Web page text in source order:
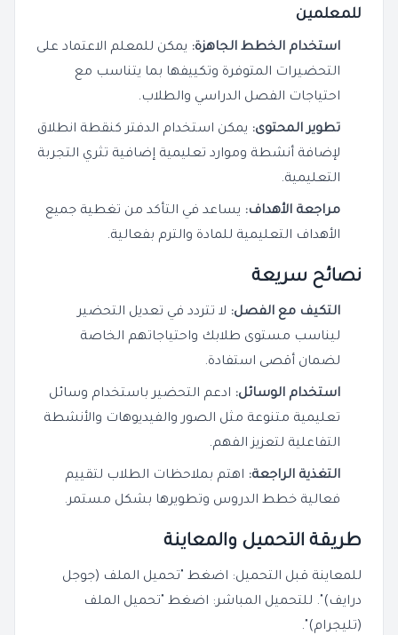
للمعلمين
استخدام الخطط الجاهزة: يمكن للمعلم الاعتماد على
التحضيرات المتوفرة وتكييفها بما يتناسب مع
احتياجات الفصل الدراسي والطلاب.
تطوير المحتوى: يمكن استخدام الدفتر كنقطة انطلاق
لإضافة أنشطة وموارد تعليمية إضافية تثري التجربة
التعليمية.
مراجعة الأهداف: يساعد في التأكد من تغطية جميع
الأهداف التعليمية للمادة والترم بفعالية.
نصائح سريعة
التكيف مع الفصل: لا تتردد في تعديل التحضير
ليناسب مستوى طلابك واحتياجاتهم الخاصة
لضمان أقصى استفادة.
استخدام الوسائل: ادعم التحضير باستخدام وسائل
تعليمية متنوعة مثل الصور والفيديوهات والأنشطة
التفاعلية لتعزيز الفهم.
التغذية الراجعة: اهتم بملاحظات الطلاب لتقييم
فعالية خطط الدروس وتطويرها بشكل مستمر.
طريقة التحميل والمعاينة
للمعاينة قبل التحميل: اضغط "تحميل الملف (جوجل
درايف)". للتحميل المباشر: اضغط "تحميل الملف
(تليجرام)".